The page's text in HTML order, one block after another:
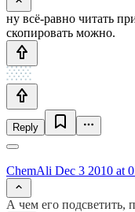
ну всё-равно читать
скопировать можно.
Reply
ChemAli Dec 3 2010 at
А чем его подсветить,